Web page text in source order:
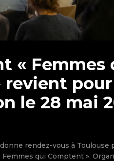
« Femmes
pour
le 28 mai
rendez-vous à Toulouse
qui Comptent ».